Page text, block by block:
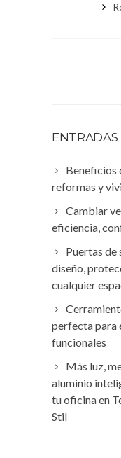
ENTRADAS
Beneficios
reformas y
Cambiar
eficiencia,
Puertas de
diseño,
cualquier
perfecta para
funcionales
Más luz,
aluminio
tu oficina en
Stil